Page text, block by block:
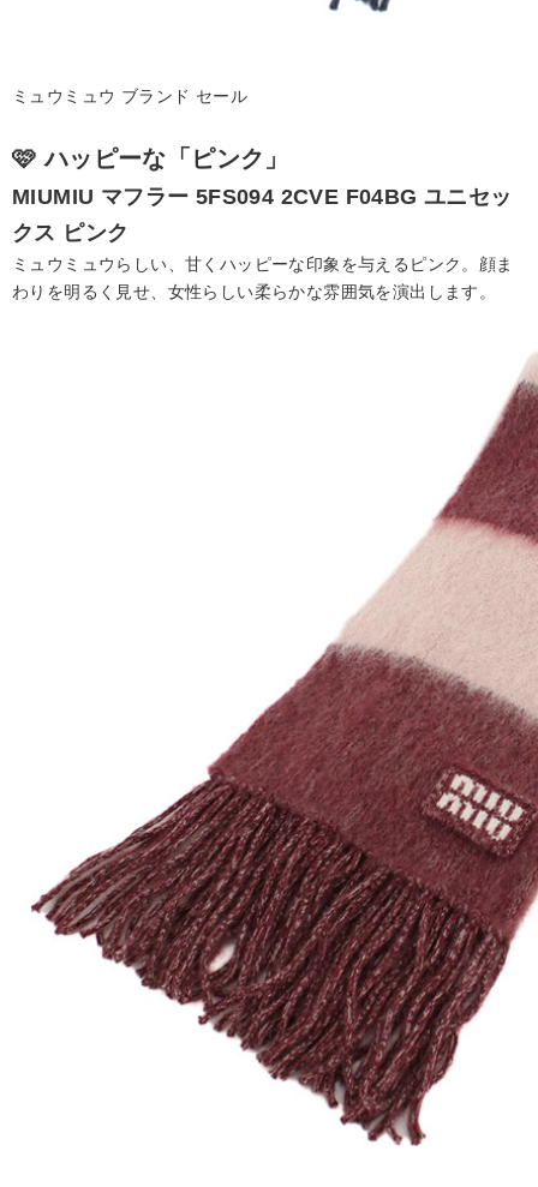
ミュウミュウ ブランド セール
🩷ハッピーな「ピンク」
MIUMIU マフラー 5FS094 2CVE F04BG ユニセッ
クス ピンク
ミュウミュウらしい、甘くハッピーな印象を与えるピンク。顔ま
わりを明るく見せ、女性らしい柔らかな雰囲気を演出します。